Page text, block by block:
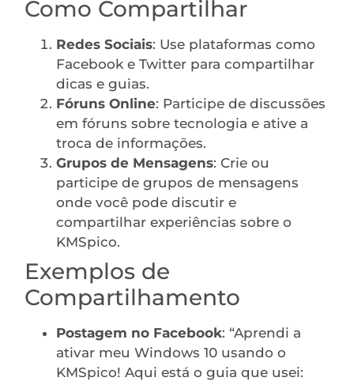
Como Compartilhar
Redes Sociais: Use plataformas como
Facebook e Twitter para compartilhar
dicas e guias.
Fóruns Online: Participe de discussões
em fóruns sobre tecnologia e ative a
troca de informações.
Grupos de Mensagens: Crie ou
participe de grupos de mensagens
onde você pode discutir e
compartilhar experiências sobre o
KMSpico.
Exemplos de
Compartilhamento
Postagem no Facebook: “Aprendi a
ativar meu Windows 10 usando o
KMSpico! Aqui está o guia que usei: